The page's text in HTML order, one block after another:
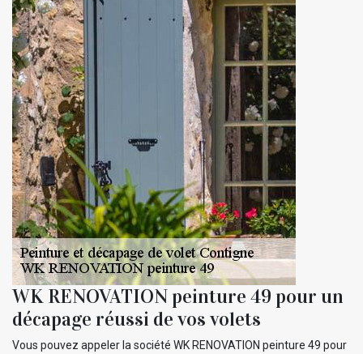
WK RENOVATION peinture 49 pour un
décapage réussi de vos volets
Vous pouvez appeler la société WK RENOVATION peinture 49 pour